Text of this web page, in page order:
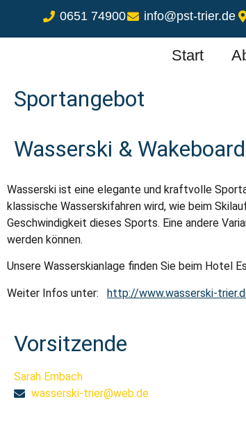
0651 74900 info@pst-trier.de
Start
Sportangebot
Wasserski & Wakeboard
Wasserski ist eine elegante und kraftvolle
klassische Wasserskifahren wird, wie beim
Geschwindigkeit dieses Sports. Eine andere
werden können.
Unsere Wasserskianlage finden Sie beim Hotel
Weiter Infos unter: http://www.wasserski-
Vorsitzende
Sarah Embach
wasserski-trier@web.de